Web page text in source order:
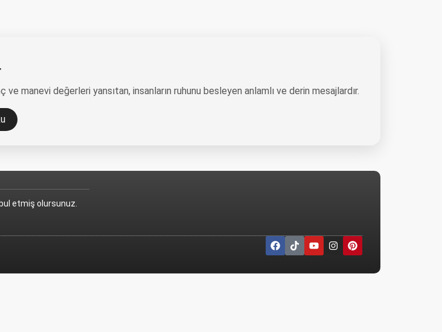
ve manevi değerleri yansıtan, insanların ruhunu besleyen anlamlı ve derin mesajlardır.
etmiş olursunuz.